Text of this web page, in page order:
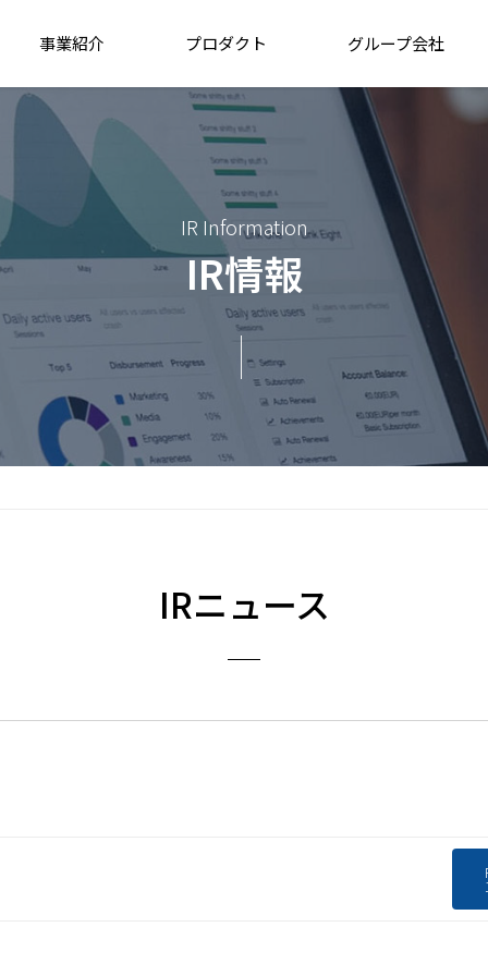
事業紹介 プロダクト グループ会社
IR Information
IR情報
IRニュース